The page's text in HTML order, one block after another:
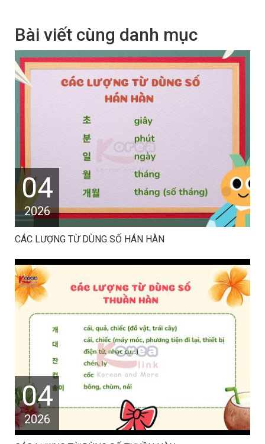
Bài viết cùng danh mục
04
2026
CÁC LƯỢNG TỪ DÙNG SỐ HÁN HÀN
04
2026